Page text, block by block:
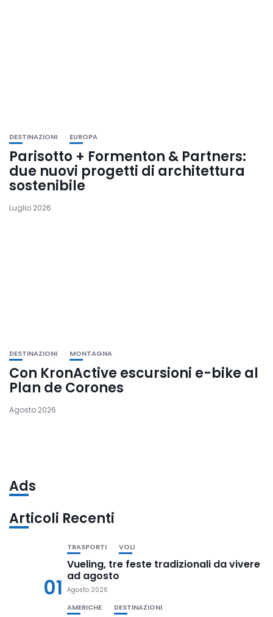
DESTINAZIONI EUROPA
Parisotto + Formenton & Partners:
due nuovi progetti di architettura
sostenibile
Luglio 2026
DESTINAZIONI MONTAGNA
Con KronActive escursioni e-bike al
Plan de Corones
Agosto 2026
Ads
Articoli Recenti
01
TRASPORTI VOLI
Vueling, tre feste tradizionali da vivere
ad agosto
Agosto 2026
AMERICHE DESTINAZIONI